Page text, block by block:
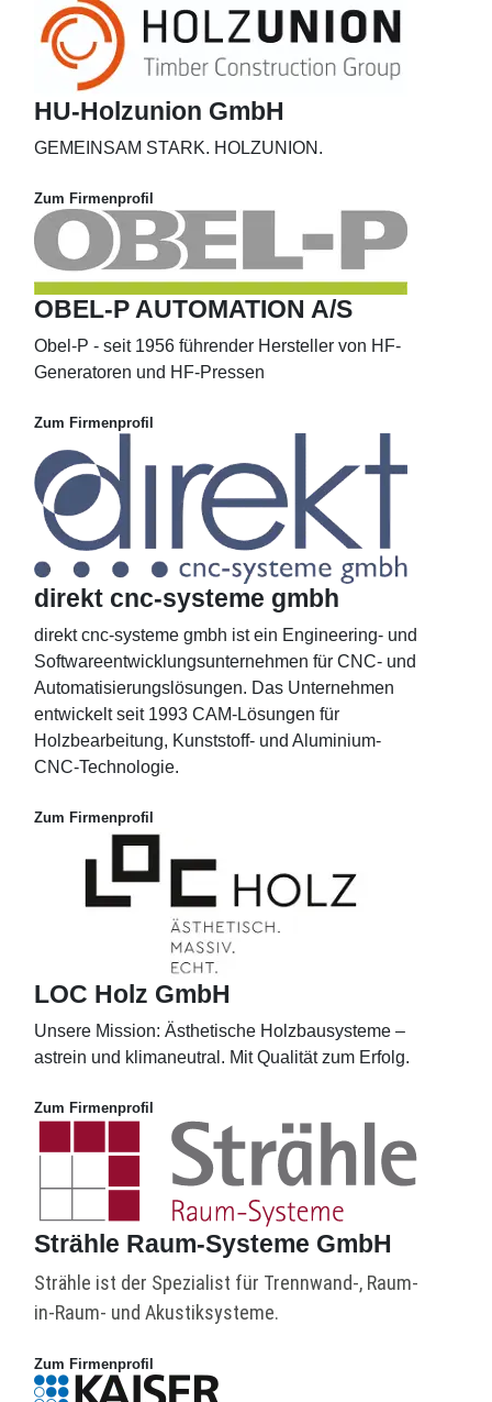
HU-Holzunion GmbH
GEMEINSAM STARK. HOLZUNION.
Zum Firmenprofil
OBEL-P AUTOMATION A/S
Obel-P - seit 1956 führender Hersteller von HF-
Generatoren und HF-Pressen
Zum Firmenprofil
direkt cnc-systeme gmbh
direkt cnc-systeme gmbh ist ein Engineering- und
Softwareentwicklungsunternehmen für CNC- und
Automatisierungslösungen. Das Unternehmen
entwickelt seit 1993 CAM-Lösungen für
Holzbearbeitung, Kunststoff- und Aluminium-
CNC-Technologie.
Zum Firmenprofil
LOC Holz GmbH
Unsere Mission: Ästhetische Holzbausysteme –
astrein und klimaneutral. Mit Qualität zum Erfolg.
Zum Firmenprofil
Strähle Raum-Systeme GmbH
Strähle ist der Spezialist für Trennwand-, Raum-
in-Raum- und Akustiksysteme.
Zum Firmenprofil